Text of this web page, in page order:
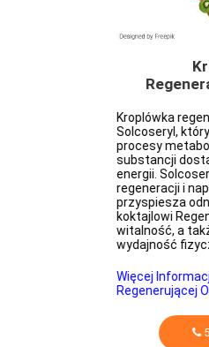
Kroplówka
Solcoseryl,
procesy
substancji
energii.
regeneracji i
przyspiesza
koktajlowi
witalność, a
wydajność
Więcej
Regenerującej